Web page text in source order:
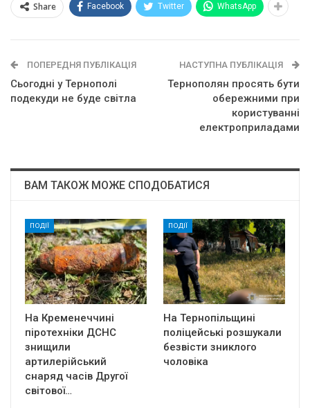
Share Facebook Twitter WhatsApp
ПОПЕРЕДНЯ ПУБЛІКАЦІЯ
Сьогодні у Тернополі
подекуди не буде світла
НАСТУПНА ПУБЛІКАЦІЯ
Тернополян просять бути
обережними при
користуванні
електроприладами
ВАМ ТАКОЖ МОЖЕ СПОДОБАТИСЯ
ПОДІЇ
На Кременеччині
піротехніки ДСНС
знищили
артилерійський
снаряд часів Другої
світової…
ПОДІЇ
На Тернопільщині
поліцейські розшукали
безвісти зниклого
чоловіка